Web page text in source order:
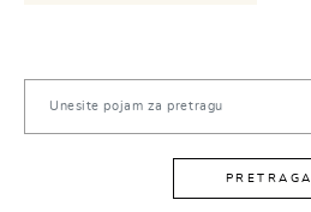
PRETRAGA